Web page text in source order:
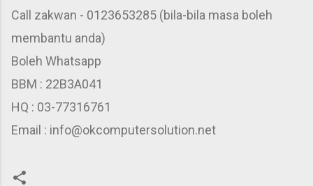
Call zakwan - 0123653285 (bila-bila masa boleh
membantu anda)
Boleh Whatsapp
BBM : 22B3A041
HQ : 03-77316761
Email : info@okcomputersolution.net